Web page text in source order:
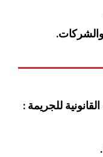
للجريمة :